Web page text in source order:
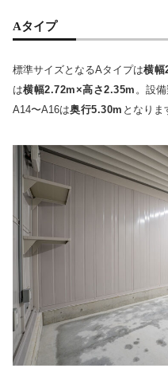
Aタイプ
標準サイズとなるAタイプは横幅
は横幅2.72m×高さ2.35m 。設
A14〜A16は奥行5.30m となりま